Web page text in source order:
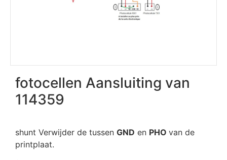
fotocellen Aansluiting van
114359
shunt Verwijder de tussen GND en PHO van de
printplaat.